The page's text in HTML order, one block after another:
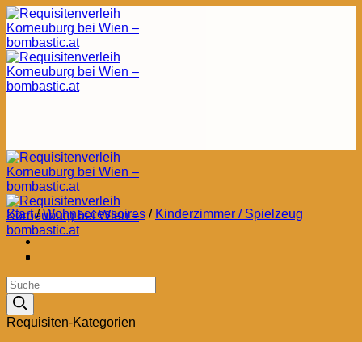
Zum
Inhalt
springen
Start / Wohnaccessoires / Kinderzimmer / Spielzeug
Products
search
Requisiten-Kategorien